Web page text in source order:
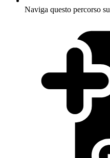
Naviga questo percorso su